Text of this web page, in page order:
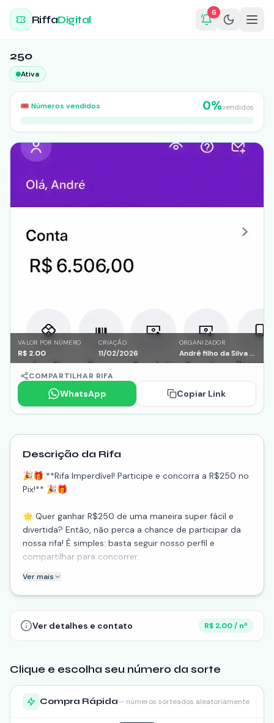
RiffaDigital
6
250
Ativa
🎟️ Números vendidos 0%vendidos
VALOR POR NÚMERO
R$ 2.00
CRIAÇÃO
11/02/2026
ORGANIZADOR
André filho da Silva duarte
COMPARTILHAR RIFA
WhatsApp Copiar Link
Descrição da Rifa
🎉🎁 **Rifa Imperdível! Participe e concorra a R$250 no
Pix!** 🎉🎁
🌟 Quer ganhar R$250 de uma maneira super fácil e
divertida? Então, não perca a chance de participar da
nossa rifa! É simples: basta seguir nosso perfil e
compartilhar para concorrer.
entrega do prêmio será divulgada assim que todos os
números forem vendidos. E o melhor: teremos um vídeo
da entrega para que você possa acompanhar de perto
Ver mais
Ver detalhes e contato R$ 2,00 / nº
Clique e escolha seu número da sorte
Compra Rápida— números sorteados aleatoriamente